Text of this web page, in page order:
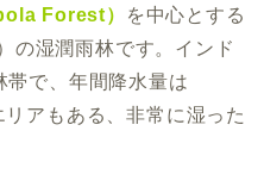
Forest）
を中心とする
の湿潤雨林です。インド
帯で、年間降水量は
アもある、非常に湿った